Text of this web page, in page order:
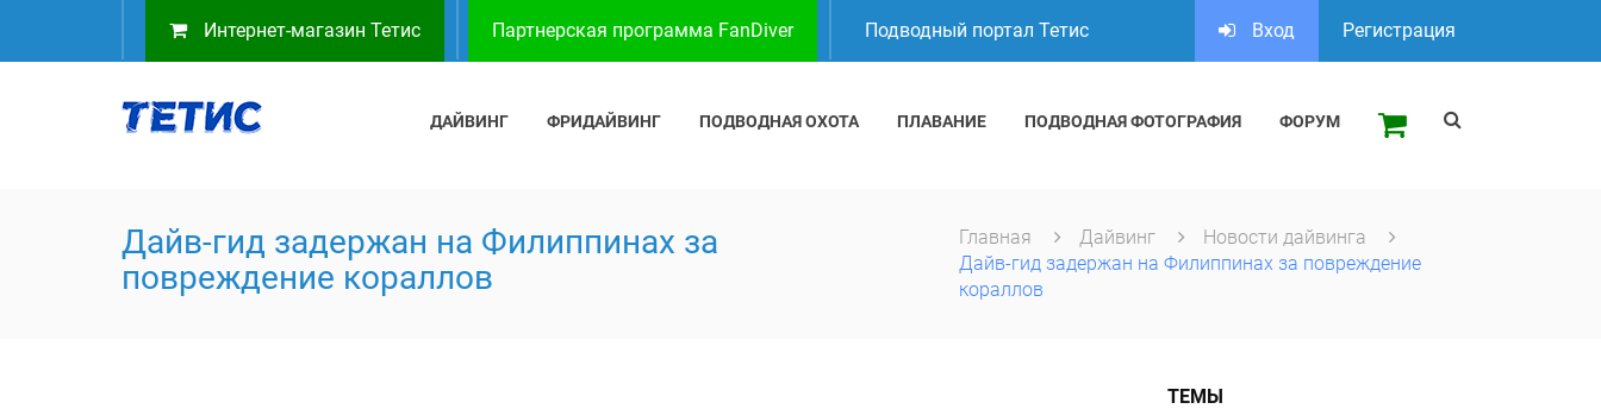
Интернет-магазин Тетис Партнерская программа FanDiver Подводный портал Тетис Вход Регистрация
ДАЙВИНГ ФРИДАЙВИНГ ПОДВОДНАЯ ОХОТА ПЛАВАНИЕ ПОДВОДНАЯ ФОТОГРАФИЯ ФОРУМ
Дайв-гид задержан на Филиппинах за
повреждение кораллов
Главная Дайвинг
Новости дайвинга
Дайв-гид задержан на Филиппинах за повреждение
кораллов
ТЕМЫ